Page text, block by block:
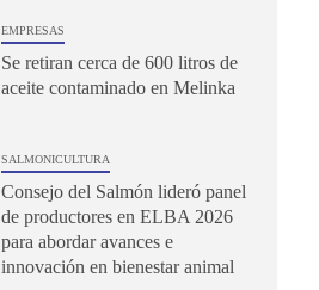
EMPRESAS
Se retiran cerca de 600 litros de
aceite contaminado en Melinka
SALMONICULTURA
Consejo del Salmón lideró panel
de productores en ELBA 2026
para abordar avances e
innovación en bienestar animal